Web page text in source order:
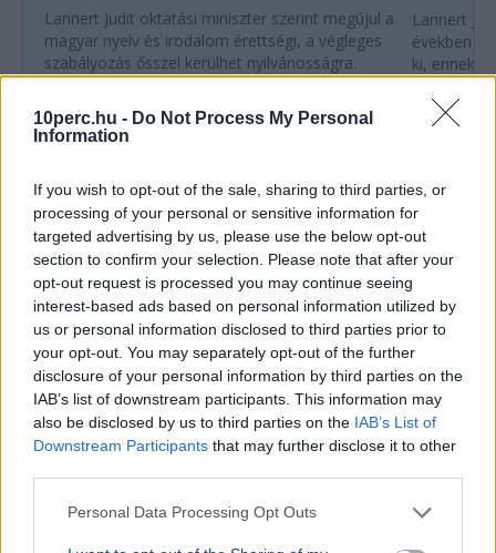
10perc.hu - Do Not Process My Personal
Information
If you wish to opt-out of the sale, sharing to third parties, or
processing of your personal or sensitive information for
targeted advertising by us, please use the below opt-out
section to confirm your selection. Please note that after your
opt-out request is processed you may continue seeing
interest-based ads based on personal information utilized by
us or personal information disclosed to third parties prior to
your opt-out. You may separately opt-out of the further
disclosure of your personal information by third parties on the
IAB’s list of downstream participants. This information may
also be disclosed by us to third parties on the IAB’s List of
Downstream Participants that may further disclose it to other
Personal Data Processing Opt Outs
Lannert Judit oktatási miniszter szerint megújul a
magyar nyelv és irodalom érettségi, a végleges
szabályozás ősszel kerülhet nyilvánosságra.
Lannert
években
ki, ennek
Ajánljuk még
Szombaton dönt a Tisza-frakció az
államfőjelöltről